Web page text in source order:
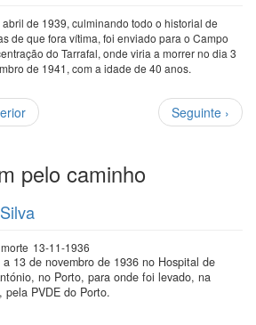
abril de 1939, culminando todo o historial de
de que fora vítima, foi enviado para o Campo
do Tarrafal, onde viria a morrer no dia 3
de 1941, com a idade de 40 anos.
Próxima
página
Seguinte ›
pelo caminho
13-11-1936
a 13 de novembro de 1936 no Hospital de
no Porto, para onde foi levado, na
pela PVDE do Porto.